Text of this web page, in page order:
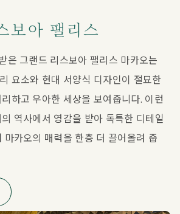
보아 팰리스
은 그랜드 리스보아 팰리스 마카오는
요소와 현대 서양식 디자인이 절묘한
하고 우아한 세상을 보여줍니다. 이런
역사에서 영감을 받아 독특한 디테일
마카오의 매력을 한층 더 끌어올려 줍